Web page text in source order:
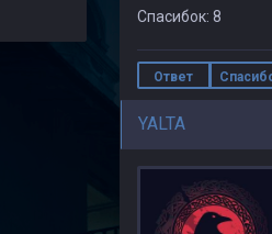
Спасибок: 8
Ответ
YALTA